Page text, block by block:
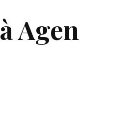
Agen